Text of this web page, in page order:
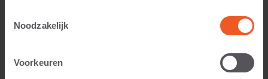
Noodzakelijk
Voorkeuren
Toepasbaar voor: